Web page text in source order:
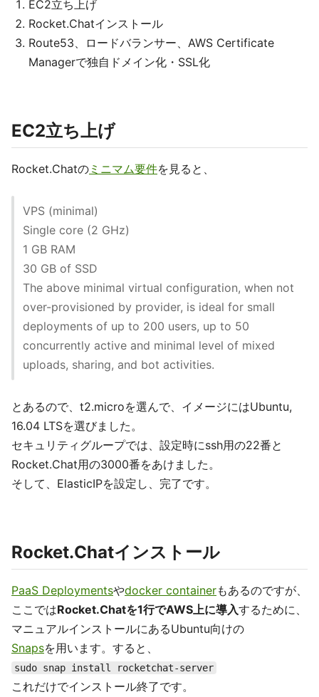
EC2立ち上げ
Rocket.Chatインストール
Route53、ロードバランサー、AWS Certificate
Managerで独自ドメイン化・SSL化
EC2立ち上げ
Rocket.Chatの ミニマム要件を見ると、
VPS (minimal)
Single core (2 GHz)
1 GB RAM
30 GB of SSD
The above minimal virtual configuration, when not
over-provisioned by provider, is ideal for small
deployments of up to 200 users, up to 50
concurrently active and minimal level of mixed
uploads, sharing, and bot activities.
とあるので、t2.microを選んで、イメージにはUbuntu,
16.04 LTSを選びました。
セキュリティグループでは、設定時にssh用の22番と
Rocket.Chat用の3000番をあけました。
そして、ElasticIPを設定し、完了です。
Rocket.Chatインストール
PaaS Deploymentsやdocker containerもあるのですが、
ここではRocket.Chatを1行でAWS上に導入するために、
マニュアルインストールにあるUbuntu向けの
Snapsを用います。すると、
sudo snap install rocketchat-server
これだけでインストール終了です。